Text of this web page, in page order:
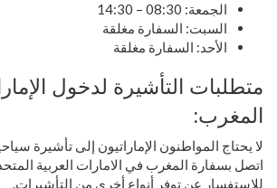
الجمعة: 08:30 – 14:30
السبت: السفارة مغلقة
الأحد: السفارة مغلقة
متطلبات التأشيرة لدخول
المغرب:
لا يحتاج المواطنون الإماراتيون إلى تأشيرة
اتصل بسفارة المغرب في الامارات العربية
للاستفسار عن توفر أنواع أخرى من التأشيرات.